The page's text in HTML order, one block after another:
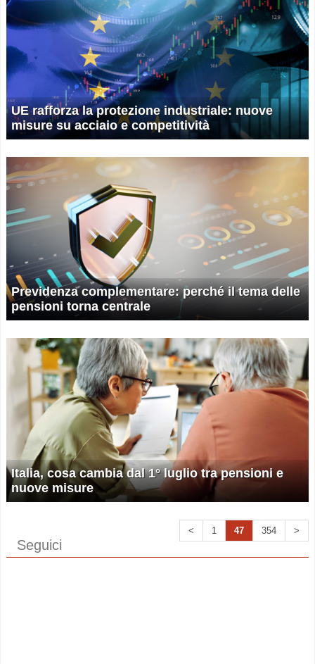
UE rafforza la protezione industriale: nuove
misure su acciaio e competitività
Previdenza complementare: perché il tema delle
pensioni torna centrale
Italia, cosa cambia dal 1° luglio tra pensioni e
nuove misure
< 1 47 354 >
Seguici